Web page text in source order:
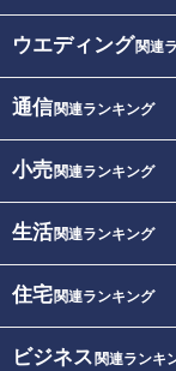
ウエディング関連
通信関連ランキング
小売関連ランキング
生活関連ランキング
住宅関連ランキング
ビジネス 関連ランキ